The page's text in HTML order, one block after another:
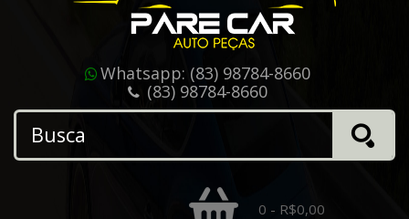
Whatsapp: (83) 98784-8660
(83) 98784-8660
0 - R$0,00